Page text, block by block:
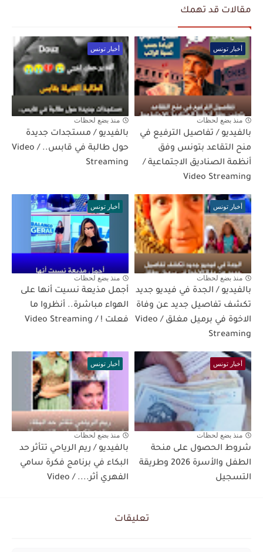
مقالات قد تهمك
أخبار تونس
منذ بضع لحظات
بالفيديو / تفاصيل الترفيع في
منح التقاعد بتونس وفق
أنظمة الصناديق الاجتماعية /
Video Streaming
أخبار تونس
منذ بضع لحظات
بالفيديو / مستجدات جديدة
حول طالبة في قابس.. / Video
Streaming
أخبار تونس
منذ بضع لحظات
بالفيديو / الجدة في فيديو جديد
تكشف تفاصيل جديد عن وفاة
الاخوة في برميل مغلق / Video
Streaming
أخبار تونس
منذ بضع لحظات
أجمل مذيعة نسيت أنها على
الهواء مباشرة.. أنظروا ما
فعلت ! / Video Streaming
أخبار تونس
منذ بضع لحظات
شروط الحصول على منحة
الطفل والأسرة 2026 وطريقة
التسجيل
أخبار تونس
منذ بضع لحظات
بالفيديو / ريم الرياحي تتأثر حد
البكاء في برنامج فكرة سامي
الفهري أثر.... / Video
تعليقات